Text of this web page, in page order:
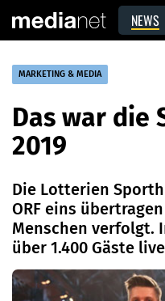
NEWS
MARKETING & MEDIA
Das war die
2019
Die Lotterien
ORF eins
Menschen verfolgt.
über 1.400 Gäste